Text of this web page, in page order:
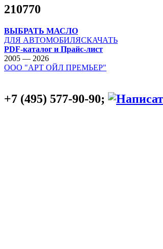
210770
ВЫБРАТЬ МАСЛО
ДЛЯ АВТОМОБИЛЯСКАЧАТЬ
PDF-каталог и Прайс-лист
2005 — 2026
ООО "АРТ ОЙЛ ПРЕМЬЕР"
+7 (495) 577-90-90;